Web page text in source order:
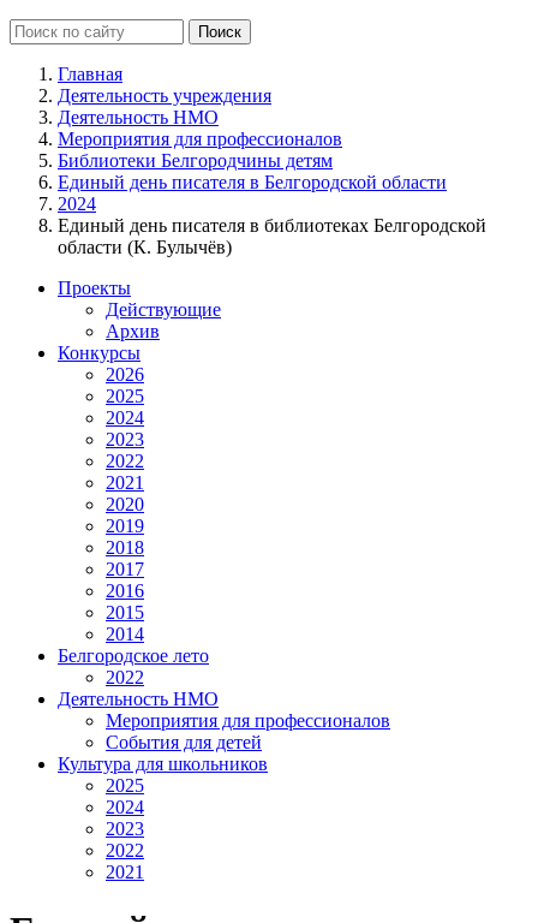
Главная
Деятельность учреждения
Деятельность НМО
Мероприятия для профессионалов
Библиотеки Белгородчины детям
Единый день писателя в Белгородской области
2024
Единый день писателя в библиотеках Белгородской
области (К. Булычёв)
Проекты
Действующие
Архив
Конкурсы
2026
2025
2024
2023
2022
2021
2020
2019
2018
2017
2016
2015
2014
Белгородское лето
2022
Деятельность НМО
Мероприятия для профессионалов
События для детей
Культура для школьников
2025
2024
2023
2022
2021